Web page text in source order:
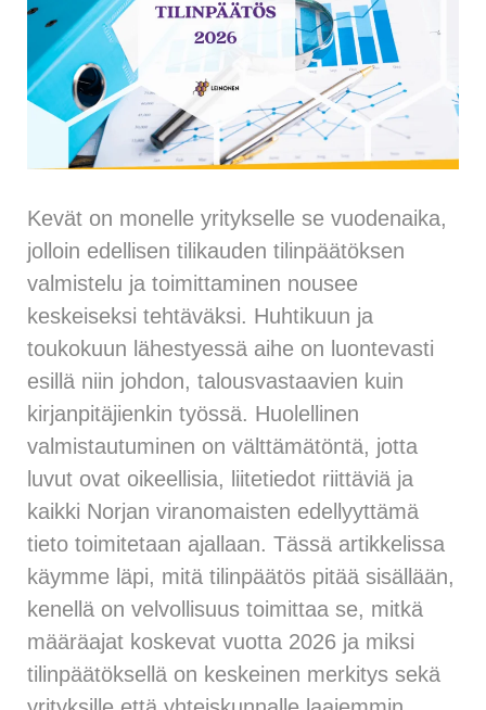
Kevät on monelle yritykselle se vuodenaika,
jolloin edellisen tilikauden tilinpäätöksen
valmistelu ja toimittaminen nousee
keskeiseksi tehtäväksi. Huhtikuun ja
toukokuun lähestyessä aihe on luontevasti
esillä niin johdon, talousvastaavien kuin
kirjanpitäjienkin työssä. Huolellinen
valmistautuminen on välttämätöntä, jotta
luvut ovat oikeellisia, liitetiedot riittäviä ja
kaikki Norjan viranomaisten edellyyttämä
tieto toimitetaan ajallaan. Tässä artikkelissa
käymme läpi, mitä tilinpäätös pitää sisällään,
kenellä on velvollisuus toimittaa se, mitkä
määräajat koskevat vuotta 2026 ja miksi
tilinpäätöksellä on keskeinen merkitys sekä